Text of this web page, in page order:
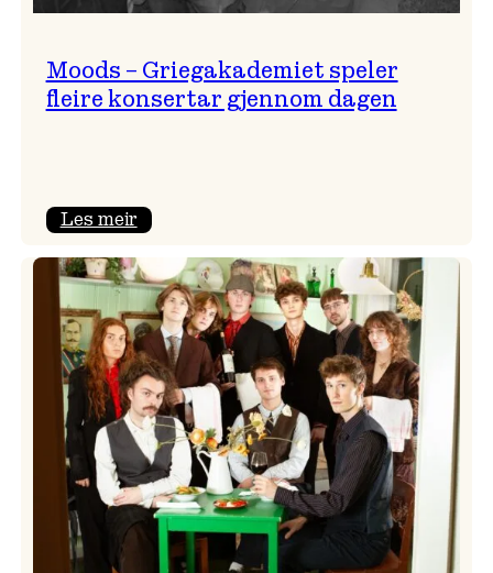
Moods – Griegakademiet speler
fleire konsertar gjennom dagen
Les meir:
–
Griegakademiet
speler
fleire
konsertar
gjennom
dagen